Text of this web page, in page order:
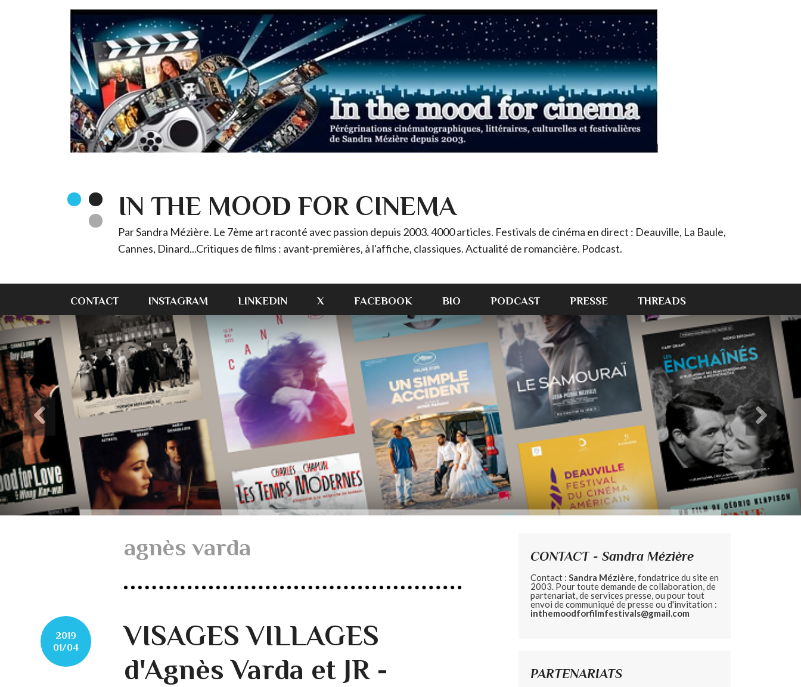
IN THE MOOD FOR CINEMA
Par Sandra Mézière. Le 7ème art raconté avec passion depuis 2003. 4000 articles. Festivals de cinéma en direct : Deauville, La Baule,
Cannes, Dinard...Critiques de films : avant-premières, à l'affiche, classiques. Actualité de romancière. Podcast.
CONTACT INSTAGRAM LINKEDIN X FACEBOOK BIO PODCAST PRESSE THREADS
agnès varda
2019
01/04
VISAGES VILLAGES
d'Agnès Varda et JR -
CONTACT - Sandra Mézière
Contact : Sandra Mézière, fondatrice du site en
2003. Pour toute demande de collaboration, de
partenariat, de services presse, ou pour tout
envoi de communiqué de presse ou d'invitation :
inthemoodforfilmfestivals@gmail.com
PARTENARIATS